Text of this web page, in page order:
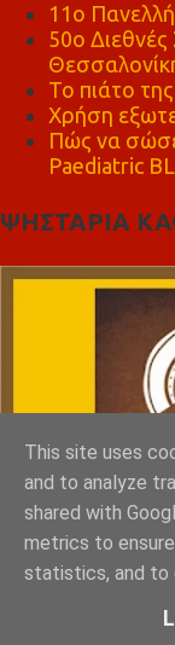
11ο
50ο
Το πιάτο
Χρήση
Πώς να
Paediatric
ΨΗΣΤΑΡΙΑ
This site uses
and to analyze
shared with
metrics to
statistics, and to